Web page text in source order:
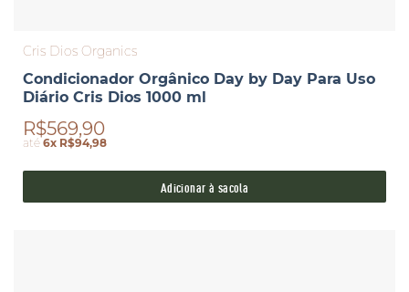
Cris Dios Organics
Condicionador Orgânico Day by Day Para Uso
Diário Cris Dios 1000 ml
R$569,90
até6x R$94,98
Adicionar à sacola